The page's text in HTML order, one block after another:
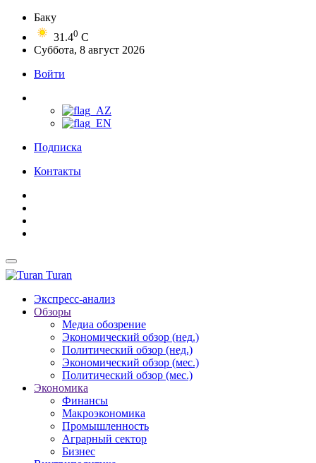
Баку
31.40 C
Суббота, 8 август 2026
Войти
Подписка
Контакты
Turan
Экспресс-анализ
Обзоры
Медиа обозрение
Экономический обзор (нед.)
Политический обзор (нед.)
Экономический обзор (мес.)
Политический обзор (мес.)
Экономика
Финансы
Макроэкономика
Промышленность
Аграрный сектор
Бизнес